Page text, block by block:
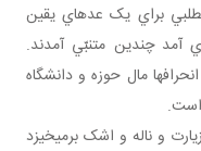
براي يک عده اي يقين
آمد چندين متنبّي آمدند.
ها مال حوزه و دانشگاه
است.
و ناله و اشک برمي خيزد